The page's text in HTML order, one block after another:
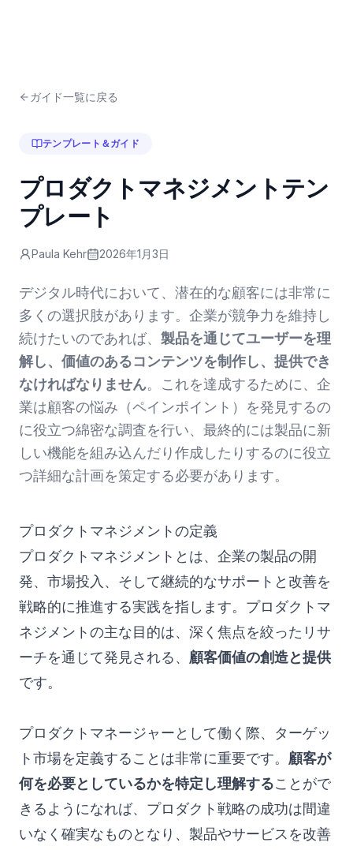
ガイド一覧に戻る
テンプレート＆ガイド
プロダクトマネジメントテン
プレート
Paula Kehr 2026年1月3日
デジタル時代において、潜在的な顧客には非常に
多くの選択肢があります。企業が競争力を維持し
続けたいのであれば、 製品を通じてユーザーを理
解し、価値のあるコンテンツを制作し、提供でき
なければなりません。これを達成するために、企
業は顧客の悩み（ペインポイント）を発見するの
に役立つ綿密な調査を行い、最終的には製品に新
しい機能を組み込んだり作成したりするのに役立
つ詳細な計画を策定する必要があります。
プロダクトマネジメントの定義
プロダクトマネジメントとは、企業の製品の開
発、市場投入、そして継続的なサポートと改善を
戦略的に推進する実践を指します。プロダクトマ
ネジメントの主な目的は、深く焦点を絞ったリサ
ーチを通じて発見される、 顧客価値の創造と提供
です。
プロダクトマネージャーとして働く際、ターゲッ
ト市場を定義することは非常に重要です。 顧客が
何を必要としているかを特定し理解することがで
きるようになれば、プロダクト戦略の成功は間違
いなく確実なものとなり、製品やサービスを改善